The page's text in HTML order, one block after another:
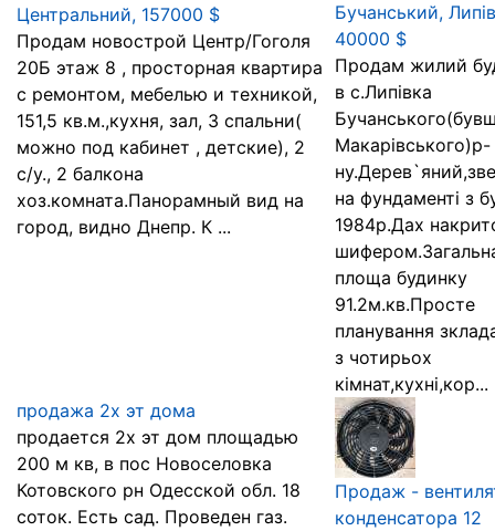
Центральний, 157000 $
Продам новострой Центр/Гоголя
20Б этаж 8 , просторная квартира
с ремонтом, мебелью и техникой,
151,5 кв.м.,кухня, зал, 3 спальни(
можно под кабинет , детские), 2
с/у., 2 балкона
хоз.комната.Панорамный вид на
город, видно Днепр. К ...
Бучанський,
40000 $
Продам жилий
в с.Липівка
Макарівського)р-
на фундаменті з
1984р.Дах
площа будинку
91.2м.кв.Просте
планування
з чотирьох
кімнат,кухні,кор...
продажа 2х эт дома
продается 2х эт дом площадью
200 м кв, в пос Новоселовка
Котовского рн Одесской обл. 18
соток. Есть сад. Проведен газ.
Продаж -
конденсатора 12